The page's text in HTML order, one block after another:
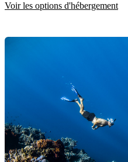
Voir les options d'hébergement